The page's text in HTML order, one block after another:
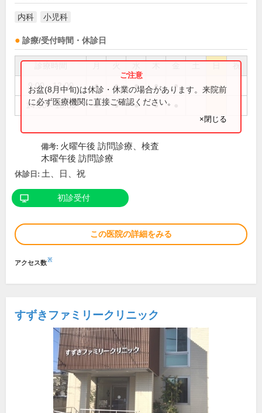
内科 小児科
診療/受付時間・休診日
祝
9:00～12:00 ● ● ● ● ●
14:00～18:00 ● ● ● ●
お盆(8月中旬)は休診・休業の場合があります。来院前
に必ず医療機関に直接ご確認ください。
×閉じる
備考: 火曜午後 訪問診療、検査
木曜午後 訪問診療
休診日: 土、日、祝
初診受付
この医院の詳細をみる
アクセス数※
すずきファミリークリニック